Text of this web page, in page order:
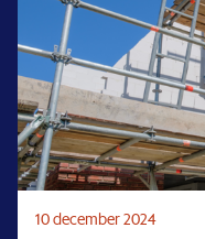
10 december 2024